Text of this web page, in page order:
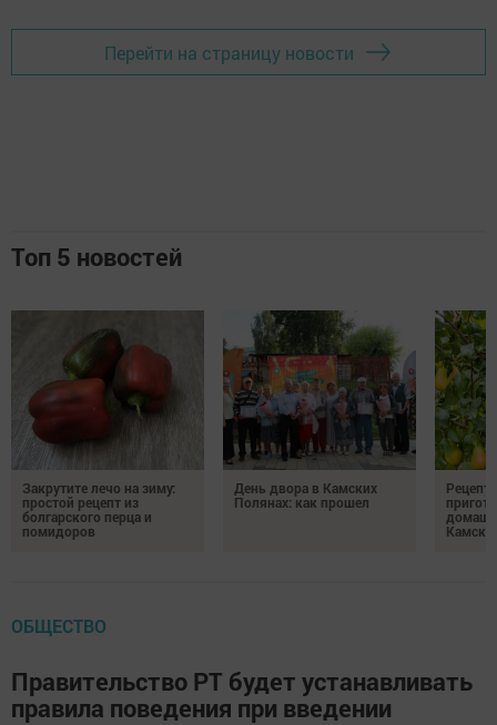
Перейти на страницу новости
Топ 5 новостей
Закрутите лечо на зиму:
простой рецепт из
болгарского перца и
помидоров
День двора в Камских
Полянах: как прошел
ОБЩЕСТВО
Правительство РТ будет устанавливать
правила поведения при введении